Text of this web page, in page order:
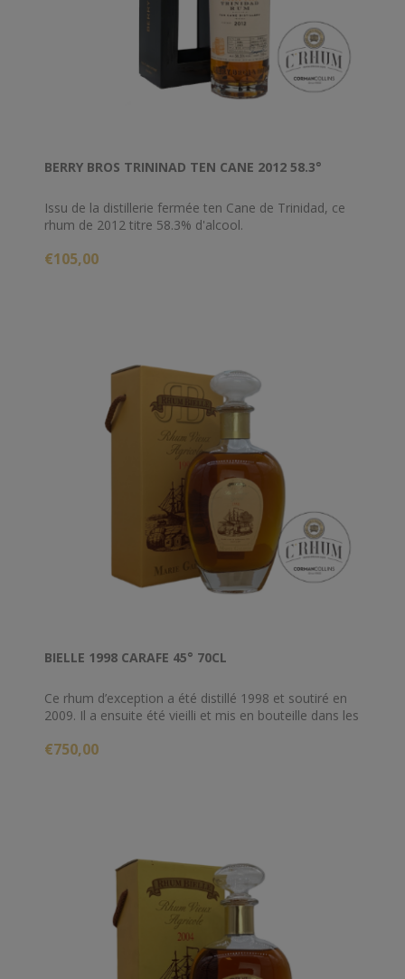
BERRY BROS TRININAD TEN CANE 2012 58.3°
Issu de la distillerie fermée ten Cane de Trinidad, ce
rhum de 2012 titre 58.3% d'alcool.
€105,00
BIELLE 1998 CARAFE 45° 70CL
Ce rhum d’exception a été distillé 1998 et soutiré en
2009. Il a ensuite été vieilli et mis en bouteille dans les
€750,00